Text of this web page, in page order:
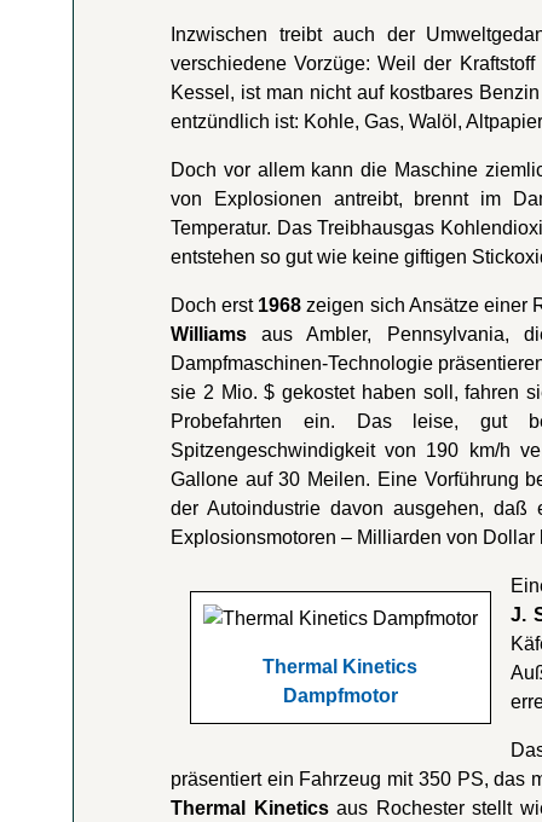
Inzwischen treibt auch der
verschiedene Vorzüge: Weil der
Kessel, ist man nicht auf kostbares
entzündlich ist: Kohle, Gas, Walöl,
Doch vor allem kann die Maschine
von Explosionen antreibt, brennt im
Temperatur. Das Treibhausgas
entstehen so gut wie keine giftigen
Doch erst 1968 zeigen sich Ansätze einer
Williams aus Ambler, Pennsylvania,
Dampfmaschinen-Technologie
sie 2 Mio. $ gekostet haben soll, fahren
Probefahrten ein. Das leise, gut
Spitzengeschwindigkeit von 190 km/h
Gallone auf 30 Meilen. Eine Vorführung
der Autoindustrie davon ausgehen,
Explosionsmotoren – Milliarden von Dollar
Thermal Kinetics
Dampfmotor
J.
präsentiert ein Fahrzeug mit 350 PS, das
Thermal Kineticsaus Rochester stellt